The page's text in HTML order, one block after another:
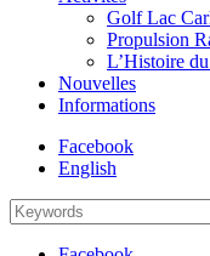
Golf Lac
Propulsion
L’Histoire
Nouvelles
Informations
Facebook
English
Search
for: